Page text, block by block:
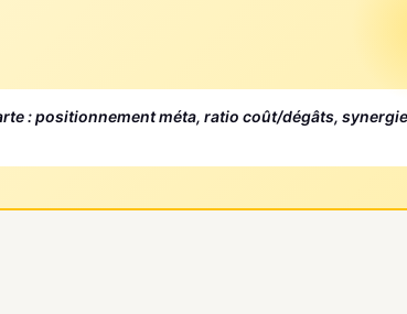
: positionnement méta, ratio coût/dégâts,